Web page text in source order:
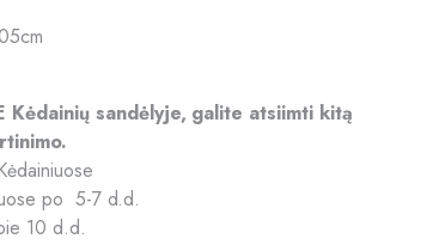
Kėdainių sandėlyje, galite atsiimti kitą
po 5-7 d.d.
10 d.d.